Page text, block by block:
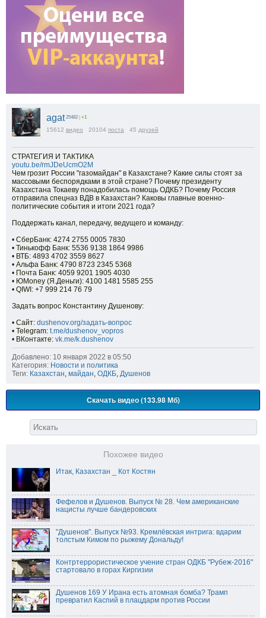
agat 25482 +1
15612 видео 20104 поста 45 друзей
СТРАТЕГИЯ И ТАКТИКА
youtu.be/rmJDeUcmO2M
Чем грозит России "газомайдан" в Казахстане? Какие силы стоят за
массовыми беспорядками в этой стране? Почему президенту
Казахстана Токаеву понадобилась помощь ОДКБ? Почему Россия
отправила спецназ ВДВ в Казахстан? Каковы главные военно-
политические события и итоги 2021 года?
Поддержать канал, передачу, ведущего и команду:
• СберБанк: 4274 2755 0005 7830
• Тинькофф Банк: 5536 9138 1864 9986
• ВТБ: 4893 4702 3559 8627
• Альфа Банк: 4790 8723 2345 5368
• Почта Банк: 4059 9201 1905 4030
• ЮMoney (Я.Деньги): 4100 1481 5585 255
• QIWI: +7 999 214 76 79
Задать вопрос Константину Душенову:
• Сайт: dushenov.org/задать-вопрос
• Telegram: t.me/dushenov_vopros
• ВКонтакте: vk.me/k.dushenov
Добавлено: 10 января 2022 в 05:50
Категория: Новости и политика
Теги: Казахстан, майдан, ОДКБ, Душенов
Скачать видео (133.98 Мб)
Похожее видео
Итак, Казахстан _ Кот Костян
Фефелов и Душенов. Выпуск № 28. Чем американские
нацисты лучше бандеровских
"Душенов". Выпуск №93. Кремлёвская интрига: вдарим
толстым Кимом по рыжему Дональду!
Контртеррористическое учение стран ОДКБ "Рубеж-2016"
стартовало в горах Киргизии
Душенов 169 У Ирана есть атомная бомба? Трамп
превратил Каспий в плацдарм против России